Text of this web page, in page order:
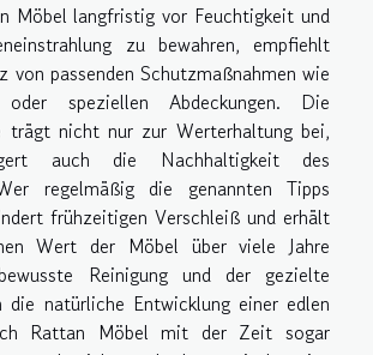
Möbel langfristig vor Feuchtigkeit und
zu bewahren, empfiehlt
von passenden Schutzmaßnahmen wie
oder speziellen Abdeckungen. Die
trägt nicht nur zur Werterhaltung bei,
auch die Nachhaltigkeit des
regelmäßig die genannten Tipps
frühzeitigen Verschleiß und erhält
Wert der Möbel über viele Jahre
Reinigung und der gezielte
die natürliche Entwicklung einer edlen
Rattan Möbel mit der Zeit sogar